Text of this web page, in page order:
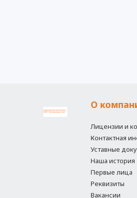
О
Лицензии и
Контактная
Уставные
Наша история
Первые лица
Реквизиты
Вакансии